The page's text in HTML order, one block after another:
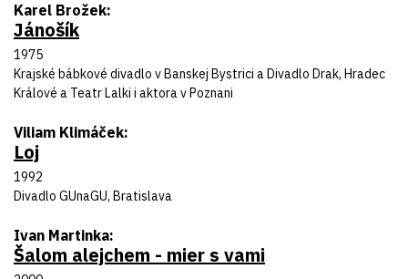
Karel Brožek
Názov inscenácie
Jánošík
Rok uvedenia
1975
Divadlo
Krajské bábkové divadlo v Banskej Bystrici a Divadlo Drak, Hradec
Králové a Teatr Lalki i aktora v Poznani
Autor predlohy
Viliam Klimáček
Názov inscenácie
Loj
Rok uvedenia
1992
Divadlo
Divadlo GUnaGU, Bratislava
Autor predlohy
Ivan Martinka
Názov inscenácie
Šalom alejchem - mier s vami